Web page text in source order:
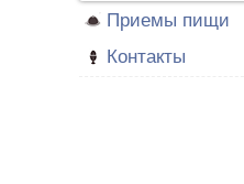
Приемы пищи
Контакты